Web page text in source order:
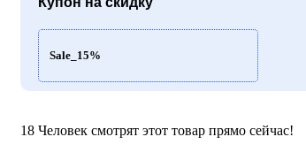
Sale_15%
18 Человек смотрят этот товар прямо сейчас!